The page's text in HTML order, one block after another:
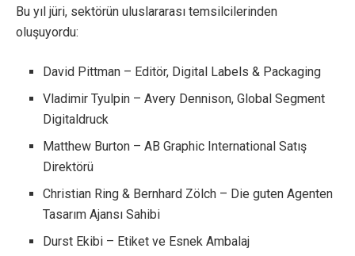
Bu yıl jüri, sektörün uluslararası temsilcilerinden
oluşuyordu:
David Pittman – Editör, Digital Labels & Packaging
Vladimir Tyulpin – Avery Dennison, Global Segment
Digitaldruck
Matthew Burton – AB Graphic International Satış
Direktörü
Christian Ring & Bernhard Zölch – Die guten Agenten
Tasarım Ajansı Sahibi
Durst Ekibi – Etiket ve Esnek Ambalaj